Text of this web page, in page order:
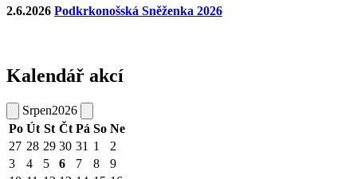
2.6.2026 Podkrkonošská Sněženka 2026
Kalendář akcí
Srpen2026
Po Út St Čt Pá So Ne
27 28 29 30 31 1
2
3
4 5 6 7 8
9